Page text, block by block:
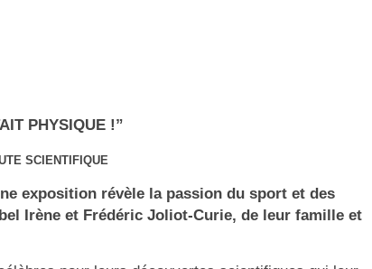
PHYSIQUE !”
SCIENTIFIQUE
exposition révèle la passion du sport et des
Irène et Frédéric Joliot-Curie, de leur famille et